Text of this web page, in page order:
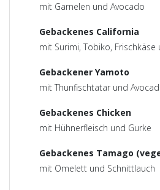
mit Garnelen und Avocado
Gebackenes California
mit Surimi, Tobiko, Frischkäse
Gebackener Yamoto
mit Thunfischtatar und
Gebackenes Chicken
mit Hühnerfleisch und Gurke
Gebackenes Tamago
mit Omelett und Schnittlauch